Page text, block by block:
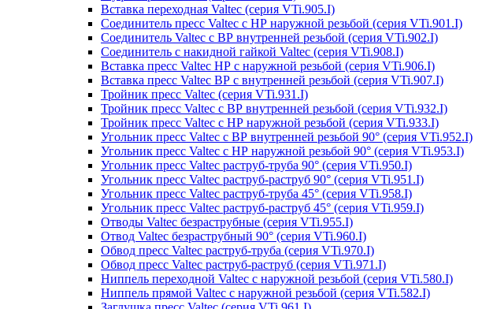
Вставка переходная Valtec (серия VTi.905.I)
Соединитель пресс Valtec с НР наружной резьбой (серия VTi.901.I)
Соединитель Valtec с ВР внутренней резьбой (серия VTi.902.I)
Соединитель с накидной гайкой Valtec (серия VTi.908.I)
Вставка пресс Valtec НР с наружной резьбой (серия VTi.906.I)
Вставка пресс Valtec ВР с внутренней резьбой (серия VTi.907.I)
Тройник пресс Valtec (серия VTi.931.I)
Тройник пресс Valtec с ВР внутренней резьбой (серия VTi.932.I)
Тройник пресс Valtec с НР наружной резьбой (серия VTi.933.I)
Угольник пресс Valtec с ВР внутренней резьбой 90° (серия VTi.952.I)
Угольник пресс Valtec с НР наружной резьбой 90° (серия VTi.953.I)
Угольник пресс Valtec раструб-труба 90° (серия VTi.950.I)
Угольник пресс Valtec раструб-раструб 90° (серия VTi.951.I)
Угольник пресс Valtec раструб-труба 45° (серия VTi.958.I)
Угольник пресс Valtec раструб-раструб 45° (серия VTi.959.I)
Отводы Valtec безраструбные (серия VTi.955.I)
Отвод Valtec безраструбный 90° (серия VTi.960.I)
Обвод пресс Valtec раструб-труба (серия VTi.970.I)
Обвод пресс Valtec раструб-раструб (серия VTi.971.I)
Ниппель переходной Valtec с наружной резьбой (серия VTi.580.I)
Ниппель прямой Valtec с наружной резьбой (серия VTi.582.I)